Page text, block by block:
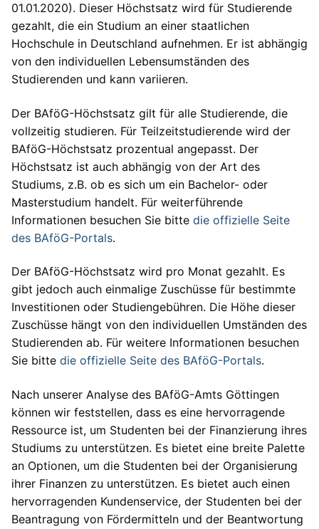
01.01.2020). Dieser Höchstsatz wird für Studierende
gezahlt, die ein Studium an einer staatlichen
Hochschule in Deutschland aufnehmen. Er ist abhängig
von den individuellen Lebensumständen des
Studierenden und kann variieren.
Der BAföG-Höchstsatz gilt für alle Studierende, die
vollzeitig studieren. Für Teilzeitstudierende wird der
BAföG-Höchstsatz prozentual angepasst. Der
Höchstsatz ist auch abhängig von der Art des
Studiums, z.B. ob es sich um ein Bachelor- oder
Masterstudium handelt. Für weiterführende
Informationen besuchen Sie bitte die offizielle Seite
des BAföG-Portals.
Der BAföG-Höchstsatz wird pro Monat gezahlt. Es
gibt jedoch auch einmalige Zuschüsse für bestimmte
Investitionen oder Studiengebühren. Die Höhe dieser
Zuschüsse hängt von den individuellen Umständen des
Studierenden ab. Für weitere Informationen besuchen
Sie bitte die offizielle Seite des BAföG-Portals.
Nach unserer Analyse des BAföG-Amts Göttingen
können wir feststellen, dass es eine hervorragende
Ressource ist, um Studenten bei der Finanzierung ihres
Studiums zu unterstützen. Es bietet eine breite Palette
an Optionen, um die Studenten bei der Organisierung
ihrer Finanzen zu unterstützen. Es bietet auch einen
hervorragenden Kundenservice, der Studenten bei der
Beantragung von Fördermitteln und der Beantwortung